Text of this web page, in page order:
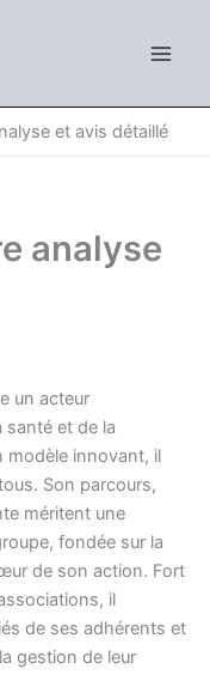
et avis détaillé
analyse
un acteur
santé et de la
modèle innovant, il
Son parcours,
méritent une
fondée sur la
de son action. Fort
il
de ses adhérents et
gestion de leur